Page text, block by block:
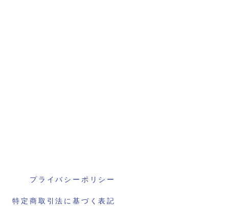
プライバシーポリシー
特定商取引法に基づく表記